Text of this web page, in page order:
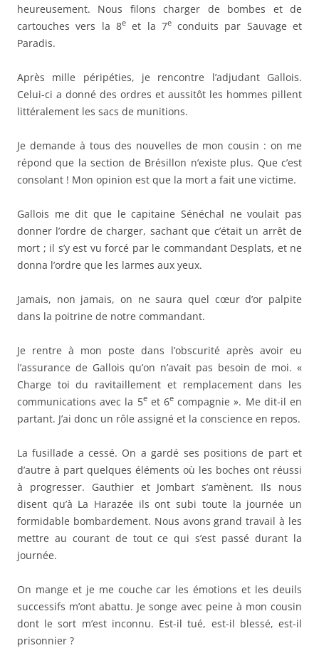
heureusement. Nous filons charger de bombes et de
cartouches vers la 8eet la 7econduits par Sauvage et
Paradis.
Après mille péripéties, je rencontre l’adjudant Gallois.
Celui-ci a donné des ordres et aussitôt les hommes pillent
littéralement les sacs de munitions.
Je demande à tous des nouvelles de mon cousin : on me
répond que la section de Brésillon n’existe plus. Que c’est
consolant ! Mon opinion est que la mort a fait une victime.
Gallois me dit que le capitaine Sénéchal ne voulait pas
donner l’ordre de charger, sachant que c’était un arrêt de
mort ; il s’y est vu forcé par le commandant Desplats, et ne
donna l’ordre que les larmes aux yeux.
Jamais, non jamais, on ne saura quel cœur d’or palpite
dans la poitrine de notre commandant.
Je rentre à mon poste dans l’obscurité après avoir eu
l’assurance de Gallois qu’on n’avait pas besoin de moi. «
Charge toi du ravitaillement et remplacement dans les
communications avec la 5eet 6e compagnie ». Me dit-il en
partant. J’ai donc un rôle assigné et la conscience en repos.
La fusillade a cessé. On a gardé ses positions de part et
d’autre à part quelques éléments où les boches ont réussi
à progresser. Gauthier et Jombart s’amènent. Ils nous
disent qu’à La Harazée ils ont subi toute la journée un
formidable bombardement. Nous avons grand travail à les
mettre au courant de tout ce qui s’est passé durant la
journée.
On mange et je me couche car les émotions et les deuils
successifs m’ont abattu. Je songe avec peine à mon cousin
dont le sort m’est inconnu. Est-il tué, est-il blessé, est-il
prisonnier ?